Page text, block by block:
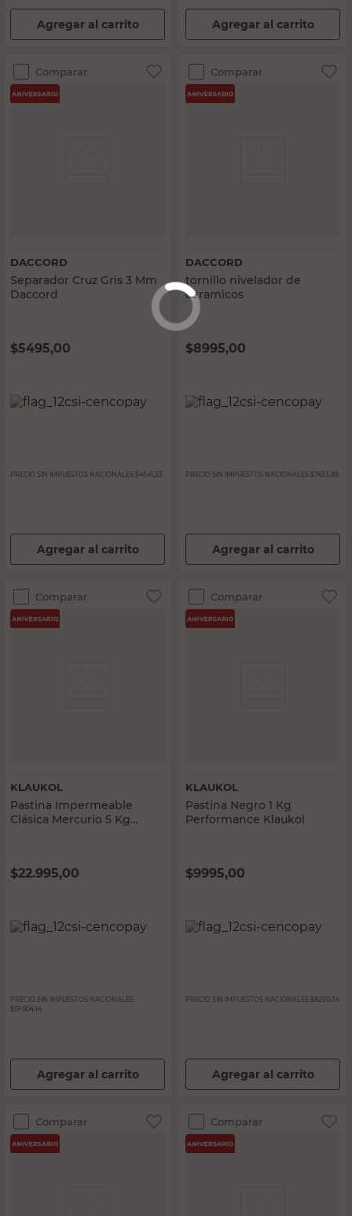
Agregar al carrito Agregar al carrito
Comparar
DACCORD
Separador Cruz Gris 3 Mm
Daccord
$5495,00
PRECIO SIN IMPUESTOS NACIONALES: $4541,33
Agregar al carrito
Comparar
DACCORD
tornillo nivelador de
ceramicos
$8995,00
PRECIO SIN IMPUESTOS NACIONALES: $7433,89
Agregar al carrito
Comparar
KLAUKOL
Pastina Impermeable
Clásica Mercurio 5 Kg
$22.995,00
PRECIO SIN IMPUESTOS NACIONALES:
$19.004,14
Agregar al carrito
Comparar
KLAUKOL
Pastina Negro 1 Kg
Performance Klaukol
$9995,00
PRECIO SIN IMPUESTOS NACIONALES: $8260,34
Agregar al carrito
Comparar Comparar